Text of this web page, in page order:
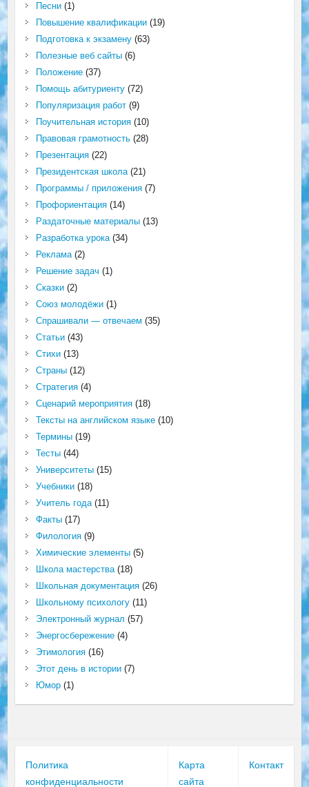
Песни(1)
Повышение квалификации(19)
Подготовка к экзамену(63)
Полезные веб сайты(6)
Положение(37)
Помощь абитуриенту(72)
Популяризация работ(9)
Поучительная история(10)
Правовая грамотность(28)
Презентация(22)
Президентская школа(21)
Программы / приложения(7)
Профориентация(14)
Раздаточные материалы(13)
Разработка урока(34)
Реклама(2)
Решение задач (1)
Сказки(2)
Союз молодёжи(1)
Спрашивали — отвечаем (35)
Статьи(43)
Стихи(13)
Страны(12)
Стратегия(4)
Сценарий мероприятия(18)
Тексты на английском языке(10)
Термины(19)
Тесты(44)
Университеты(15)
Учебники(18)
Учитель года(11)
Факты(17)
Филология(9)
Химические элементы(5)
Школа мастерства(18)
Школьная документация(26)
Школьному психологу(11)
Электронный журнал (57)
Энергосбережение(4)
Этимология(16)
Этот день в истории(7)
Юмор(1)
Политика
конфиденциальности
Карта
сайта
Контакт